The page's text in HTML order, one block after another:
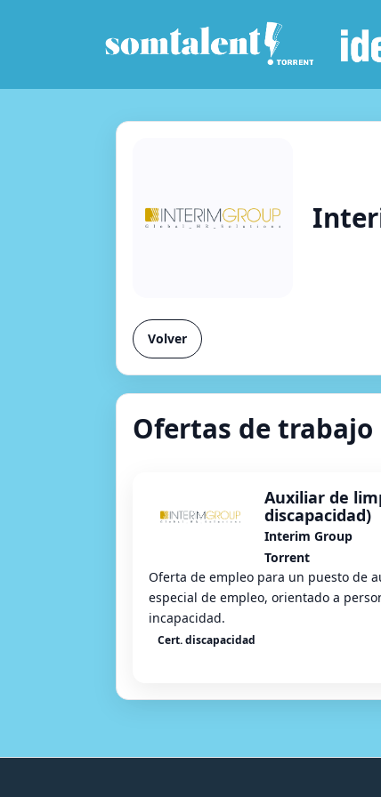
Volver
Ofertas de trabajo
Auxiliar de
discapacidad)
Interim Group
Torrent
Oferta de empleo para un puesto de
especial de empleo, orientado a
incapacidad.
Cert. discapacidad